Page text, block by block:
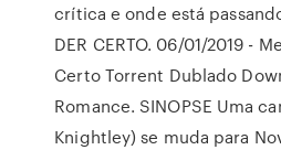
crítica e onde está
DER CERTO. 06/01/2019 -
Certo Torrent Dublado
Romance. SINOPSE Uma
Knightley) se muda para